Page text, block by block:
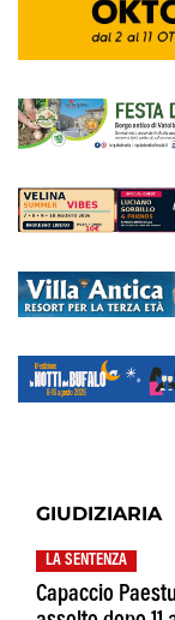
GIUDIZIARIA
LA SENTENZA
Capaccio